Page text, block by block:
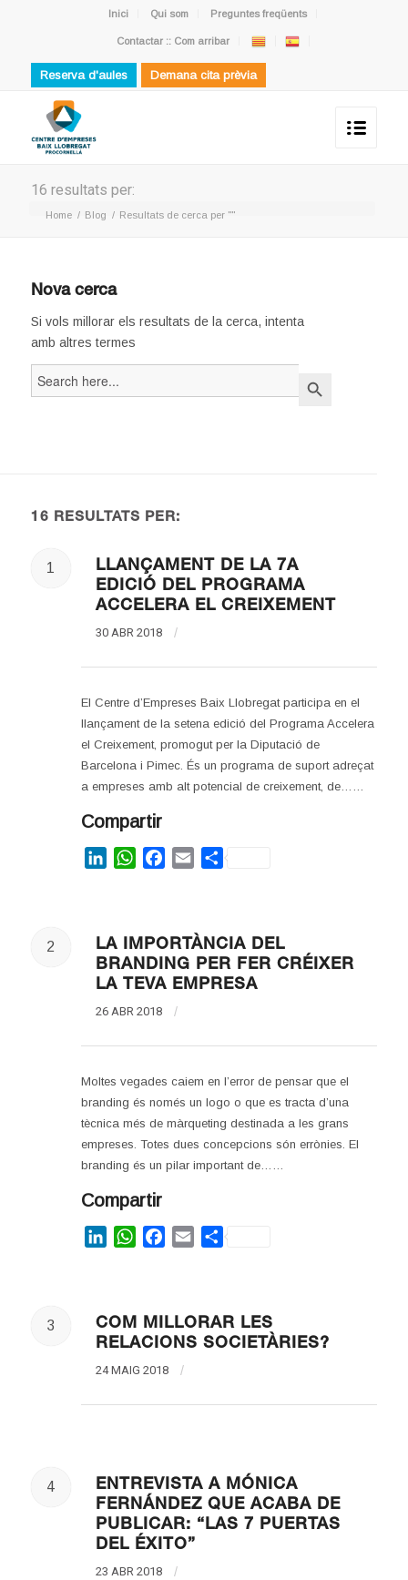
Inici Qui som Preguntes freqüents
Contactar :: Com arribar
Reserva d'aules Demana cita prèvia
16 resultats per:
Home / Blog / Resultats de cerca per ""
Nova cerca
Si vols millorar els resultats de la cerca, intenta
amb altres termes
Search
for:
16 RESULTATS PER:
1
LLANÇAMENT DE LA 7A
EDICIÓ DEL PROGRAMA
ACCELERA EL CREIXEMENT
30 ABR 2018 /
El Centre d’Empreses Baix Llobregat participa en el
llançament de la setena edició del Programa Accelera
el Creixement, promogut per la Diputació de
Barcelona i Pimec. És un programa de suport adreçat
a empreses amb alt potencial de creixement, de……
Compartir
LinkedInWhatsAppFacebook
EmailShare
2
LA IMPORTÀNCIA DEL
BRANDING PER FER CRÉIXER
LA TEVA EMPRESA
26 ABR 2018 /
Moltes vegades caiem en l’error de pensar que el
branding és només un logo o que es tracta d’una
tècnica més de màrqueting destinada a les grans
empreses. Totes dues concepcions són errònies. El
branding és un pilar important de……
Compartir
LinkedInWhatsAppFacebook
EmailShare
3
COM MILLORAR LES
RELACIONS SOCIETÀRIES?
24 MAIG 2018 /
4
ENTREVISTA A MÓNICA
FERNÁNDEZ QUE ACABA DE
PUBLICAR: “LAS 7 PUERTAS
DEL ÉXITO”
23 ABR 2018 /